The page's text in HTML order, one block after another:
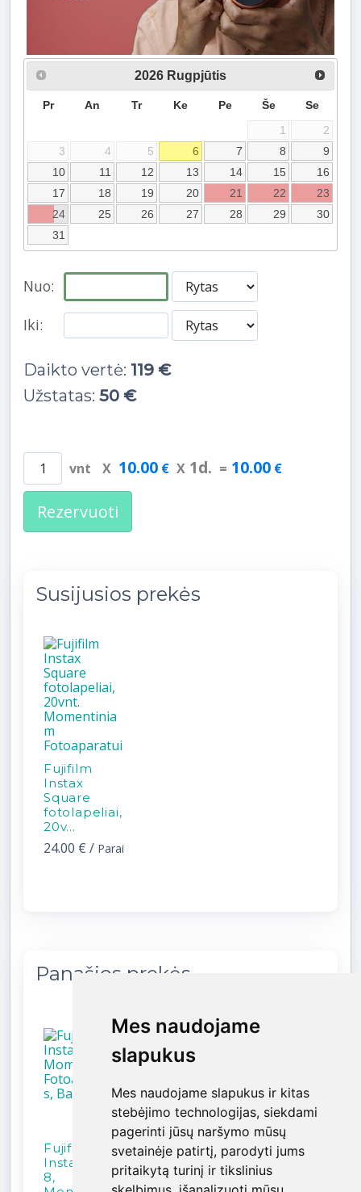
Mes naudojame
slapukus
Mes naudojame slapukus ir kitas
stebėjimo technologijas, siekdami
pagerinti jūsų naršymo mūsų
svetainėje patirtį, parodyti jums
pritaikytą turinį ir tikslinius
Mes naudojame
slapukus
Mes naudojame slapukus ir kitas
stebėjimo technologijas, siekdami
pagerinti jūsų naršymo mūsų
svetainėje patirtį, parodyti jums
pritaikytą turinį ir tikslinius
2026 Rugpjūtis
Pr An Tr Ke Pe Še
Se
1
2
3
4 5 6 7 8
9
10
11 12 13 14 15
16
17
18 19 20 21 22
23
24
25 26 27 28 29
30
31
Nuo:
Iki:
Daikto vertė: 119 €
Užstatas: 50 €
vnt X 10.00 € X 1d. = 10.00 €
Rezervuoti
Susijusios prekės
Fujifilm
Instax
Square
fotolapeliai,
20v...
24.00 € / Parai
Panašios prekės
Fujifilm
Instax Mini
8,
Fujifilm
Instax 300
Wide,
Fujifilm
Instax 300
Wide,